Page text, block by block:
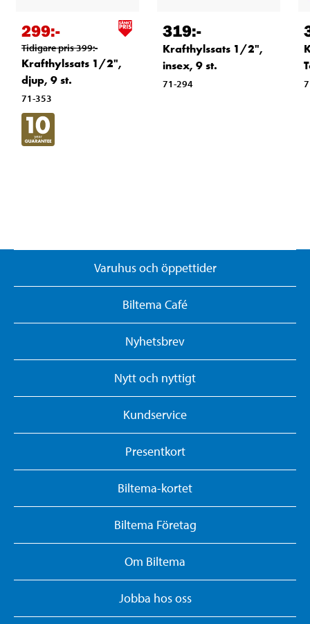
299:-
Tidigare pris399:-
Krafthylssats 1/2",
djup, 9 st.
71-353
319:-
Krafthylssats 1/2",
insex, 9 st.
71-294
Varuhus och öppettider
Biltema Café
Nyhetsbrev
Nytt och nyttigt
Kundservice
Presentkort
Biltema-kortet
Biltema Företag
Om Biltema
Jobba hos oss